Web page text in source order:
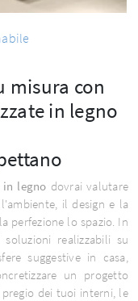
misura con
in legno
legno dovrai valutare
il design e la
perfezione lo spazio. In
realizzabili su
suggestive in casa,
un progetto
dei tuoi interni, le